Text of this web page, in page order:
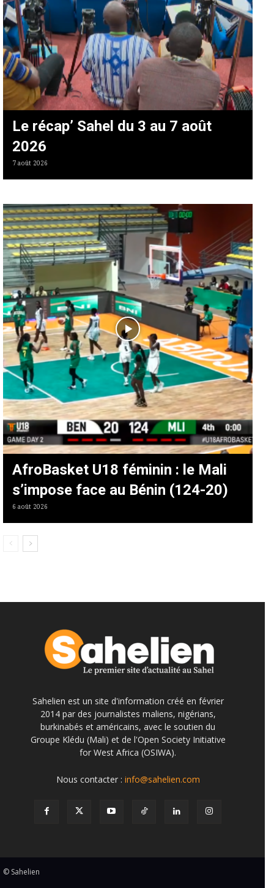
Le récap’ Sahel du 3 au 7 août
2026
7 août 2026
AfroBasket U18 féminin : le Mali
s’impose face au Bénin (124-20)
6 août 2026
Sahelien est un site d'information créé en février
2014 par des journalistes maliens, nigérians,
burkinabés et américains, avec le soutien du
Groupe Klédu (Mali) et de l'Open Society Initiative
for West Africa (OSIWA).
Nous contacter : info@sahelien.com
© Sahelien